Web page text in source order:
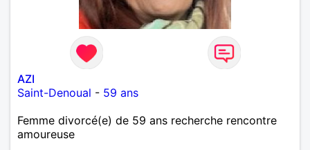
AZI
Saint-Denoual - 59 ans
Femme divorcé(e) de 59 ans recherche rencontre
amoureuse